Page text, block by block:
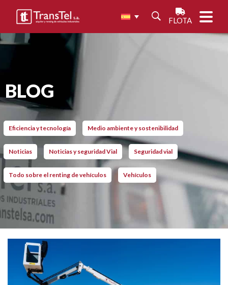
FLOTA
BLOG
Eficiencia y tecnología Medio ambiente y sostenibilidad
Noticias Noticias y seguridad Vial Seguridad vial
Todo sobre el renting de vehículos Vehículos